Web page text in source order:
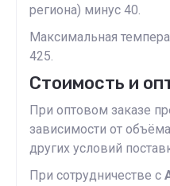
региона) минус 40.
Максимальная
425.
Стоимость и
При оптовом заказе
зависимости от
других условий
При сотрудничестве с